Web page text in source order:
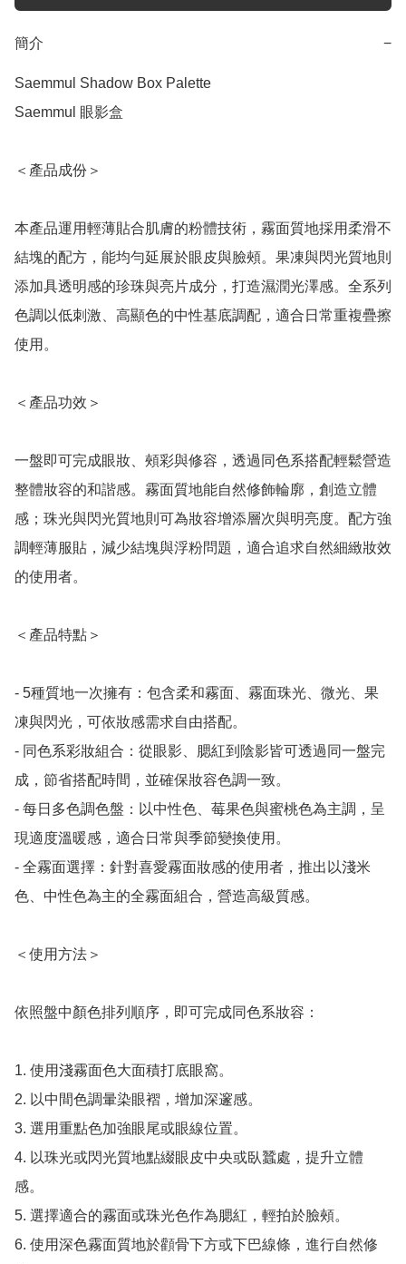
簡介 −
Saemmul Shadow Box Palette
Saemmul 眼影盒
＜產品成份＞
本產品運用輕薄貼合肌膚的粉體技術，霧面質地採用柔滑不
結塊的配方，能均勻延展於眼皮與臉頰。果凍與閃光質地則
添加具透明感的珍珠與亮片成分，打造濕潤光澤感。全系列
色調以低刺激、高顯色的中性基底調配，適合日常重複疊擦
使用。
＜產品功效＞
一盤即可完成眼妝、頰彩與修容，透過同色系搭配輕鬆營造
整體妝容的和諧感。霧面質地能自然修飾輪廓，創造立體
感；珠光與閃光質地則可為妝容增添層次與明亮度。配方強
調輕薄服貼，減少結塊與浮粉問題，適合追求自然細緻妝效
的使用者。
＜產品特點＞
- 5種質地一次擁有：包含柔和霧面、霧面珠光、微光、果
凍與閃光，可依妝感需求自由搭配。
- 同色系彩妝組合：從眼影、腮紅到陰影皆可透過同一盤完
成，節省搭配時間，並確保妝容色調一致。
- 每日多色調色盤：以中性色、莓果色與蜜桃色為主調，呈
現適度溫暖感，適合日常與季節變換使用。
- 全霧面選擇：針對喜愛霧面妝感的使用者，推出以淺米
色、中性色為主的全霧面組合，營造高級質感。
＜使用方法＞
依照盤中顏色排列順序，即可完成同色系妝容：
1. 使用淺霧面色大面積打底眼窩。
2. 以中間色調暈染眼褶，增加深邃感。
3. 選用重點色加強眼尾或眼線位置。
4. 以珠光或閃光質地點綴眼皮中央或臥蠶處，提升立體
感。
5. 選擇適合的霧面或珠光色作為腮紅，輕拍於臉頰。
6. 使用深色霧面質地於顴骨下方或下巴線條，進行自然修